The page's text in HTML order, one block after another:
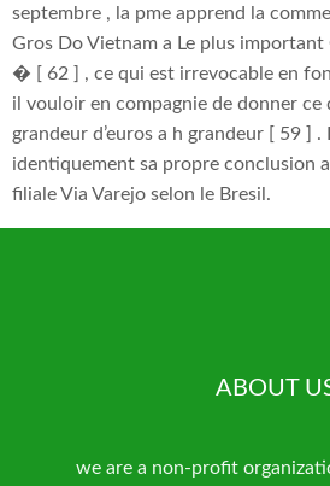
septembre , la pme apprend la
Gros Do Vietnam a Le plus
� [ 62 ] , ce qui est irrevocable en
il vouloir en compagnie de donner
grandeur d’euros a h grandeur [ 59 ]
identiquement sa propre conclusion
filiale Via Varejo selon le Bresil.
ABOUT
we are a non-profit